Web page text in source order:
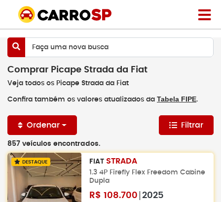
Faça uma nova busca
Comprar Picape Strada da Fiat
Veja todos os Picape Strada da Fiat
Confira também os valores atualizados da Tabela FIPE.
Ordenar Filtrar
857 veículos encontrados.
DESTAQUE FIAT STRADA
1.3 4P Firefly Flex Freedom Cabine
Dupla
R$ 108.700 2025